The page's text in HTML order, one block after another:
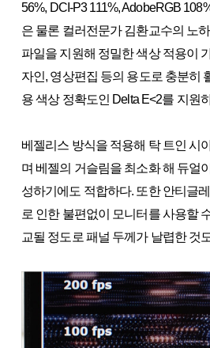
56%, DCI-P3 111%, AdobeRGB
은 물론 컬러전문가 김환교수의 노
파일을 지원해 정밀한 색상 적용이
자인, 영상편집 등의 용도로 충분히
용 색상 정확도인 Delta E<2를 지원
베젤리스 방식을 적용해 탁 트인 시
며 베젤의 거슬림을 최소화 해 듀얼
성하기에도 적합하다. 또한 안티글
로 인한 불편없이 모니터를 사용할
교될 정도로 패널 두께가 날렵한 것